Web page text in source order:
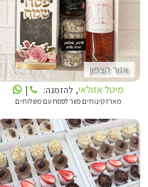
אזור הצפון
מיטל אזולאי, להזמנה: |
מארז קינוחים כשר לפסח עם משלוחים